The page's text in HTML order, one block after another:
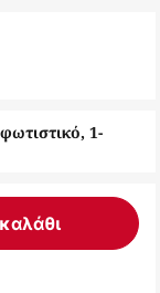
1-